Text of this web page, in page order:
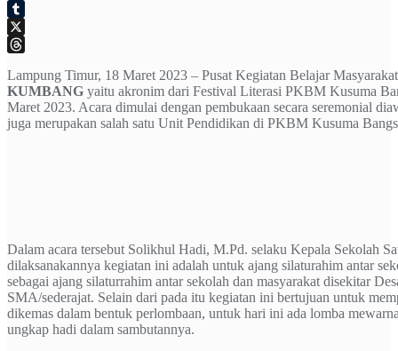
Classroom
LinkedIn
Tumblr
X
Lampung Timur, 18 Maret 2023 – Pusat Kegiatan Belajar
KUMBANG yaitu akronim dari Festival Literasi PKBM Kusuma
Maret 2023. Acara dimulai dengan pembukaan secara seremonial
juga merupakan salah satu Unit Pendidikan di PKBM Kusuma
Dalam acara tersebut Solikhul Hadi, M.Pd. selaku Kepala Sekolah
dilaksanakannya kegiatan ini adalah untuk ajang silaturahim antar
sebagai ajang silaturrahim antar sekolah dan masyarakat disekitar
SMA/sederajat. Selain dari pada itu kegiatan ini bertujuan untuk
dikemas dalam bentuk perlombaan, untuk hari ini ada lomba
ungkap hadi dalam sambutannya.